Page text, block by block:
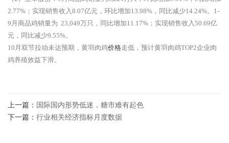
2.77%；实现销售收入8.07亿元，环比增加13.98%，同比减少14.24%。1-
9月商品鸡销量为 23,049万只，同比增加11.17%；实现销售收入50.69亿
元，同比减少9.55%。
10月双节拉动未达预期，黄羽肉鸡价格走低，预计黄羽肉鸡TOP2企业肉
鸡养殖效益下滑。
上一篇： 国际国内形势低迷，糖市难有起色
下一篇： 行业相关经济指标月度数据